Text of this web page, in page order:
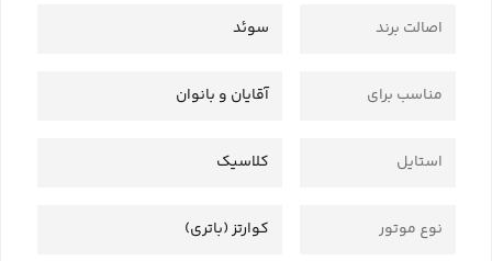
اصالت برند سوئد
مناسب برای آقایان و بانوان
استایل کلاسیک
نوع موتور کوارتز (باتری)